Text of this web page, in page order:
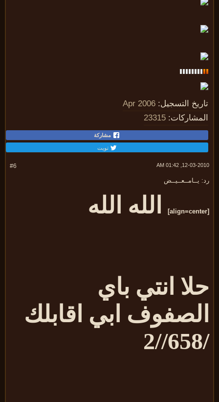
التسجيل: Apr 2006
23315
مشاركة
تويت
12-03-2010,
يــامــعــيــض
الله الله
انتي باي
ابي اقابلك